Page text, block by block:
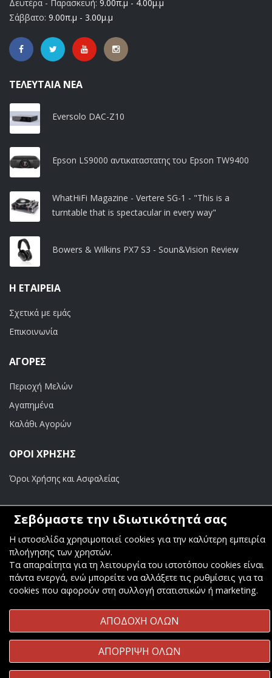
Δευτέρα - Παρασκευή: 9.00π.μ - 4.00μ.μ
Σάββατο: 9.00π.μ - 3.00μ.μ
ΤΕΛΕΥΤΑΊΑ ΝΈΑ
Eversolo DAC-Z10
Epson LS9000 αντικαταστατης του Epson TW9400
WhatHiFi Magazine - Vertere SG-1 - "This is a
turntable that is spectacular in every way"
Bowers & Wilkins PX7 S3 - Soun&Vision Review
Η ΕΤΑΙΡΕΊΑ
Σχετικά με εμάς
Επικοινωνία
ΑΓΟΡΈΣ
Περιοχή Μελών
Αγαπημένα
Καλάθι Αγορών
ΟΡΟΙ ΧΡΗΣΗΣ
Όροι Χρήσης και Ασφαλείας
ΠΛΗΡΩΜΕΣ
Τραπεζικοί Λογαριασμοί
Κατασκευή & Φιλοξενία
Σεβόμαστε την ιδιωτικότητά σας
Η ιστοσελίδα χρησιμοποιεί cookies για την καλύτερη εμπειρία
πλοήγησης των χρηστών.
Τα απαραίτητα για τη λειτουργία του ιστοτόπου cookies είναι
πάντα ενεργά, ενώ μπορείτε να αλλάξετε τις ρυθμίσεις για τα
cookies που αφορούν στη συλλογή στατιστικών ή marketing.
ΑΠΟΔΟΧΗ ΟΛΩΝ
ΑΠΟΡΡΙΨΗ ΟΛΩΝ